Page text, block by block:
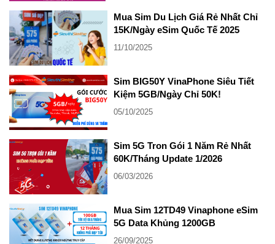
Mua Sim Du Lịch Giá Rẻ Nhất Chỉ
15K/Ngày eSim Quốc Tế 2025
11/10/2025
Sim BIG50Y VinaPhone Siêu Tiết
Kiệm 5GB/Ngày Chỉ 50K!
05/10/2025
Sim 5G Tron Gói 1 Năm Rẻ Nhất
60K/Tháng Update 1/2026
06/03/2026
Mua Sim 12TD49 Vinaphone eSim
5G Data Khủng 1200GB
26/09/2025